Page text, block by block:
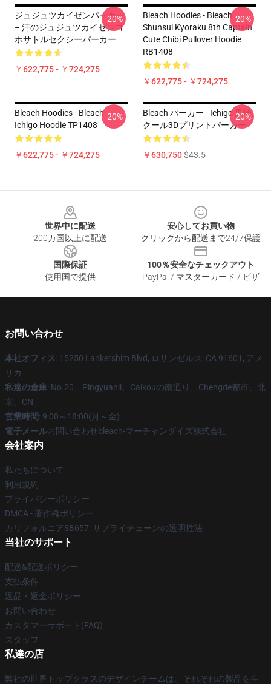
ジュジュツカイゼンパーカー
– 汗のジュジュツカイゼンゴ
ホサトルセクシーパーカー
￥622,775 - ￥724,275
-20%
Bleach Hoodies - Bleach
Shunsui Kyoraku 8th Captain
Cute Chibi Pullover Hoodie
RB1408
￥622,775 - ￥724,275
-20%
Bleach Hoodies - Bleach
Ichigo Hoodie TP1408
￥622,775 - ￥724,275
-20%
Bleach パーカー - Ichigo 黒崎
クール3Dプリントパーカー
￥630,750$43.5
-20%
世界中に配送
200カ国以上に配送
安心してお買い物
クリックから配送まで24/7保護
国際保証
使用国で提供
100％安全なチェックアウト
PayPal / マスターカード / ビザ
お問い合わせ
本社オフィス: 15250 Lankershim Blvd, ロサンゼルス, CA 91601, アメ
リカ
私達の倉庫: No.20、Pingyuanli、Caikouの南通り、Chengde都市、北
京、CN
営業時間: 9:00～18:00(月～金)
電子メールお問い合わせbleach-マーチャンダイズ株式会社
会社案内
私たちについて
利用規約
プライバシーポリシー
DMCA - 著作権ポリシー
カリフォルニアSB657: サプライチェーンの透明性法
当社のサポート
配送&配送ポリシー
支払条件
返品・返金ポリシー
お問い合わせ
カスタマーサポート(FAQ)
スタッフ
私達の店
弊社の世界トップクラスのデザインチームは、それぞれの製品を生